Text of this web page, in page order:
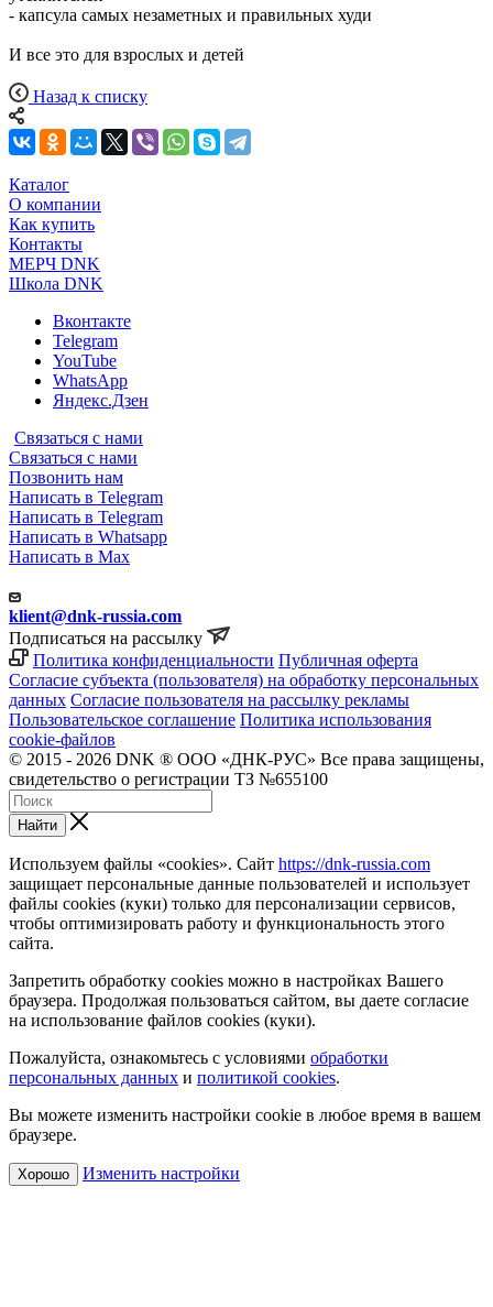
- капсула самых незаметных и правильных худи
И все это для взрослых и детей
Назад к списку
Каталог
О компании
Как купить
Контакты
МЕРЧ DNK
Школа DNK
Вконтакте
Telegram
YouTube
WhatsApp
Яндекс.Дзен
Связаться с нами
Связаться с нами
Позвонить нам
Написать в Telegram
Написать в Telegram
Написать в Whatsapp
Написать в Max
klient@dnk-russia.com
Подписаться на рассылку
Политика конфиденциальности Публичная оферта
Согласие субъекта (пользователя) на обработку персональных
данных Согласие пользователя на рассылку рекламы
Пользовательское соглашение Политика использования
cookie-файлов
© 2015 - 2026 DNK ® ООО «ДНК-РУС» Все права защищены,
свидетельство о регистрации ТЗ №655100
Найти
Используем файлы «cookies». Сайт https://dnk-russia.com
защищает персональные данные пользователей и использует
файлы cookies (куки) только для персонализации сервисов,
чтобы оптимизировать работу и функциональность этого
сайта.
Запретить обработку cookies можно в настройках Вашего
браузера. Продолжая пользоваться сайтом, вы даете согласие
на использование файлов cookies (куки).
Пожалуйста, ознакомьтесь с условиями обработки
персональных данных и политикой cookies.
Вы можете изменить настройки cookie в любое время в вашем
браузере.
Хорошо Изменить настройки